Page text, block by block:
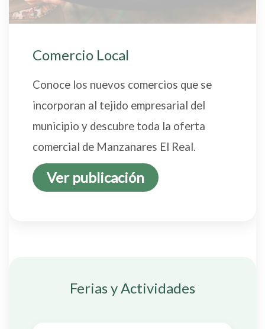
Comercio Local
Conoce los nuevos comercios que se
incorporan al tejido empresarial del
municipio y descubre toda la oferta
comercial de Manzanares El Real.
Ver publicación
Ferias y Actividades